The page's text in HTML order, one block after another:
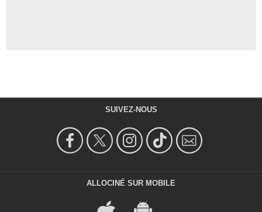
SUIVEZ-NOUS
ALLOCINÉ SUR MOBILE